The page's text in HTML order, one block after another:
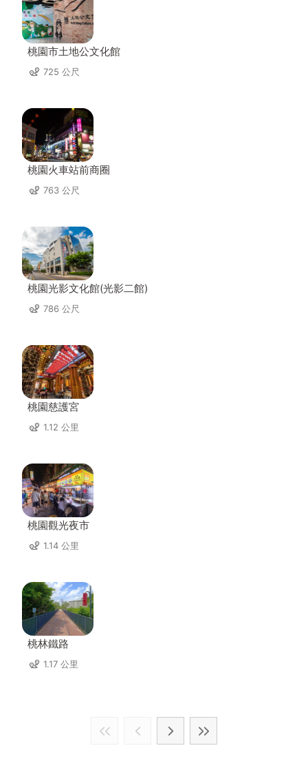
桃園市土地公文化館
725 公尺
桃園火車站前商圈
763 公尺
桃園光影文化館(光影二館)
786 公尺
桃園慈護宮
1.12 公里
桃園觀光夜市
1.14 公里
桃林鐵路
1.17 公里